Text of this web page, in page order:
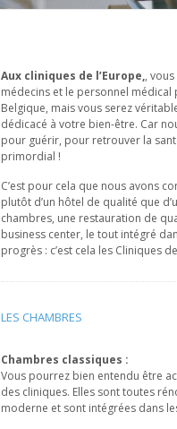
Aux cliniques de l’Europe,,
médecins et le personnel
Belgique, mais vous serez
dédicacé à votre bien-être. Car
pour guérir, pour retrouver la
primordial !
C’est pour cela que nous avons
plutôt d’un hôtel de qualité que
chambres, une restauration de
business center, le tout intégré
progrès : c’est cela les Cliniques
LES CHAMBRES
Chambres classiques :
Vous pourrez bien entendu être
des cliniques. Elles sont toutes
moderne et sont intégrées dans